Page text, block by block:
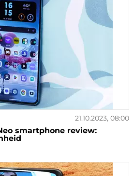
21.10.2023, 08:00
smartphone review: